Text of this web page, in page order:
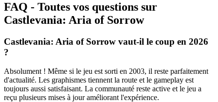
FAQ - Toutes vos questions sur
Castlevania: Aria of Sorrow
Castlevania: Aria of Sorrow vaut-il le coup en 2026
?
Absolument ! Même si le jeu est sorti en 2003, il reste parfaitement
d'actualité. Les graphismes tiennent la route et le gameplay est
toujours aussi satisfaisant. La communauté reste active et le jeu a
reçu plusieurs mises à jour améliorant l'expérience.